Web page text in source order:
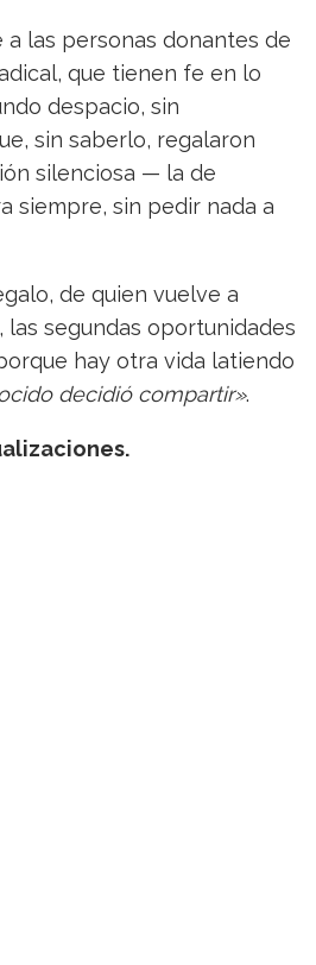
a las personas donantes de
que tienen fe en lo
despacio, sin
sin saberlo, regalaron
silenciosa — la de
siempre, sin pedir nada a
de quien vuelve a
segundas oportunidades
hay otra vida latiendo
decidió compartir».